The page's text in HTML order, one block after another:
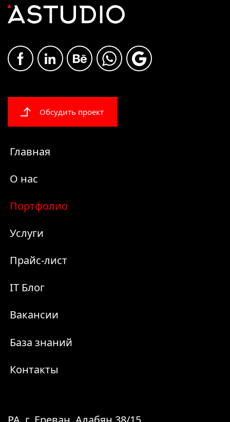
Обсудить проект
Главная
О нас
Портфолио
Услуги
Прайс-лист
IT Блог
Вакансии
База знаний
Контакты